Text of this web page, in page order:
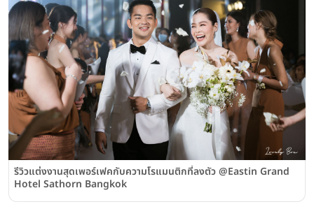
รีวิวแต่งงานสุดเพอร์เฟคกับความโรแมนติกที่ลงตัว @Eastin Grand
Hotel Sathorn Bangkok